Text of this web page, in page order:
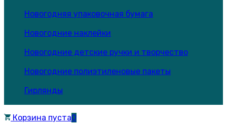
Новогодняя упаковочная бумага
Новогодние наклейки
Новогодние детские ручки и творчество
Новогодние полиэтиленовые пакеты
Гирлянды
Корзина пуста0